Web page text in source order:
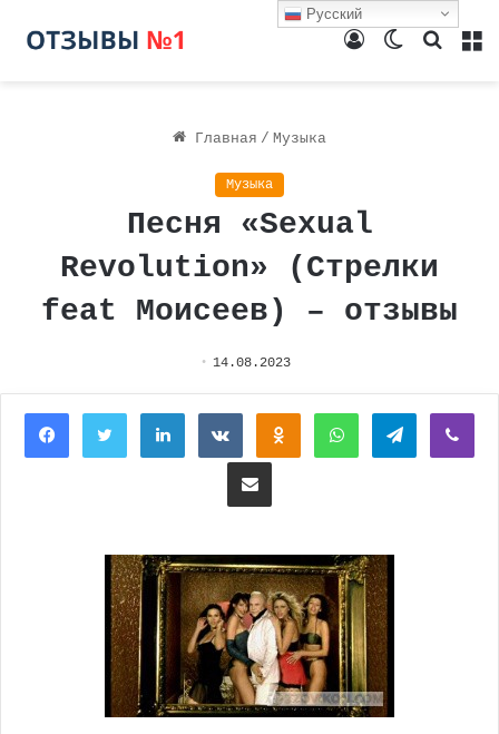
Поиск
Switch
Войти
Главная / Музыка
Музыка
Песня «Sexual
Revolution» (Стрелки
feat Моисеев) – отзывы
14.08.2023
FacebookTwitterLinkedInВконтактеОдноклассники
WhatsAppTelegram
Поделиться через электронную почту
Русский